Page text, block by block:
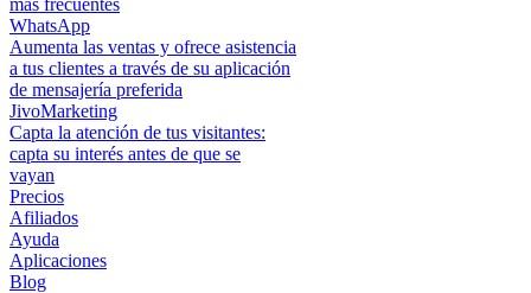
más frecuentes
WhatsApp
Aumenta las ventas y ofrece asistencia
a tus clientes a través de su aplicación
de mensajería preferida
JivoMarketing
Capta la atención de tus visitantes:
capta su interés antes de que se
vayan
Precios
Afiliados
Ayuda
Aplicaciones
Blog